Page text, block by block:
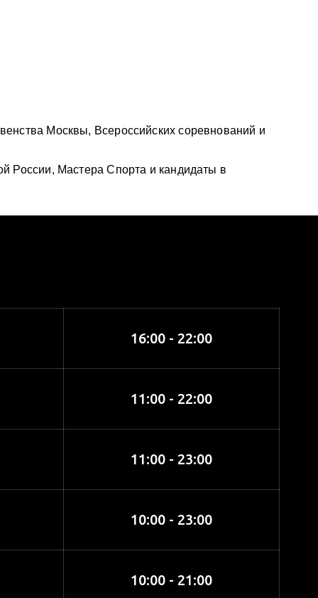
Москвы, Всероссийских соревнований и
России, Мастера Спорта и кандидаты в
16:00 - 22:00
11:00 - 22:00
11:00 - 23:00
10:00 - 23:00
10:00 - 21:00